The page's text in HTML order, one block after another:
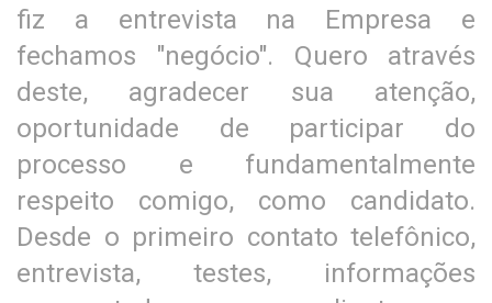
fiz a entrevista na Empresa e
fechamos "negócio". Quero através
deste, agradecer sua atenção,
oportunidade de participar do
processo e fundamentalmente
respeito comigo, como candidato.
Desde o primeiro contato telefônico,
entrevista, testes, informações